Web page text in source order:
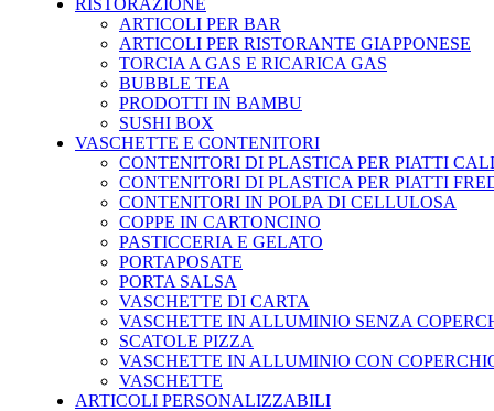
RISTORAZIONE
ARTICOLI PER BAR
ARTICOLI PER RISTORANTE GIAPPONESE
TORCIA A GAS E RICARICA GAS
BUBBLE TEA
PRODOTTI IN BAMBU
SUSHI BOX
VASCHETTE E CONTENITORI
CONTENITORI DI PLASTICA PER PIATTI
CONTENITORI DI PLASTICA PER PIATTI
CONTENITORI IN POLPA DI CELLULOSA
COPPE IN CARTONCINO
PASTICCERIA E GELATO
PORTAPOSATE
PORTA SALSA
VASCHETTE DI CARTA
VASCHETTE IN ALLUMINIO SENZA
SCATOLE PIZZA
VASCHETTE IN ALLUMINIO CON
VASCHETTE
ARTICOLI PERSONALIZZABILI